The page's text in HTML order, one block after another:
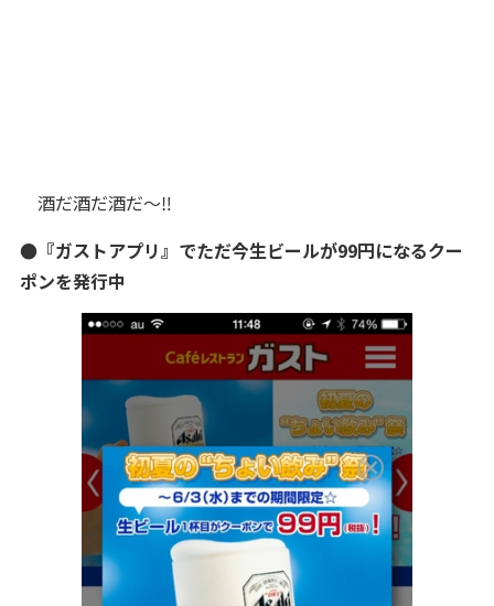
酒だ酒だ酒だ～‼
●『ガストアプリ』でただ今生ビールが99円になるクー
ポンを発行中